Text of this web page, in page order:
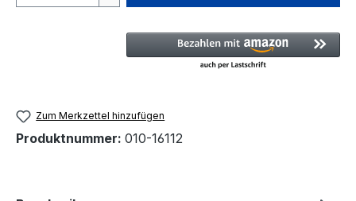
Zum Merkzettel hinzufügen
Produktnummer: 010-16112